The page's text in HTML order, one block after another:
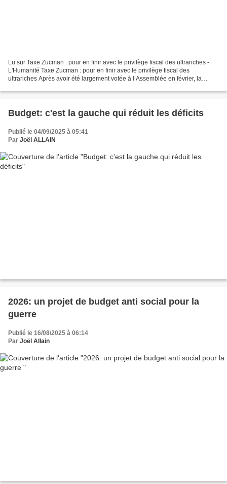
Lu sur Taxe Zucman : pour en finir avec le privilège fiscal des ultrariches -
L'Humanité Taxe Zucman : pour en finir avec le privilège fiscal des
ultrariches Après avoir été largement votée à l’Assemblée en février, la
Budget: c'est la gauche qui réduit les déficits
Publié le 04/09/2025 à 05:41
Par Joël ALLAIN
2026: un projet de budget anti social pour la
guerre
Publié le 16/08/2025 à 06:14
Par Joël Allain